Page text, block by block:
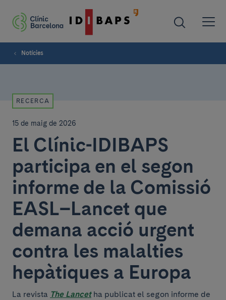
Notícies
RECERCA
15 de maig de 2026
El Clínic-IDIBAPS
participa en el segon
informe de la Comissió
EASL–Lancet que
demana acció urgent
contra les malalties
hepàtiques a Europa
La revista The Lancetha publicat el segon informe de